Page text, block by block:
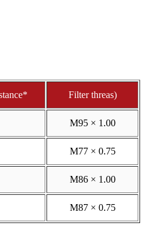
Filter threas)
M95 × 1.00
M77 × 0.75
M86 × 1.00
M87 × 0.75